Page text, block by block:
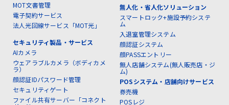
MOT文書管理
電子契約サービス
法人光回線サービス「MOT光」
セキュリティ製品・サービス
AIカメラ
ウェアラブルカメラ（ボディカメ
ラ）
顔認証IDパスワード管理
セキュリティゲート
ファイル共有サーバー「コネクト
無人化・省人化ソリューション
スマートロック+施設予約システ
ム
入退室管理システム
顔認証システム
顔PASSエントリー
無人店舗システム(無人販売店・ジ
ム)
POSシステム・店舗向けサービス
券売機
POSレジ